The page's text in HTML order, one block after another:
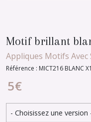
Motif brillant
Appliques Motifs Avec
Référence : MICT216 BLANC X1
5€